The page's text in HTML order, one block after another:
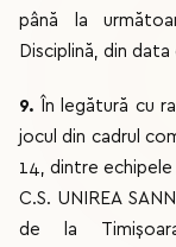
până la
Disciplină, din
9.
În legătură cu
jocul din cadrul
14, dintre echipele
C.S. UNIREA
de la